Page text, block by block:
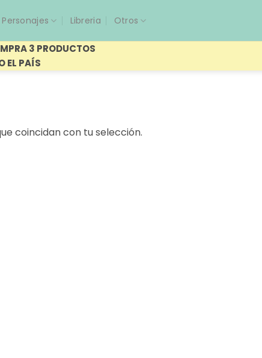
Personajes Libreria Otros
3 PRODUCTOS
EL PAÍS
coincidan con tu selección.